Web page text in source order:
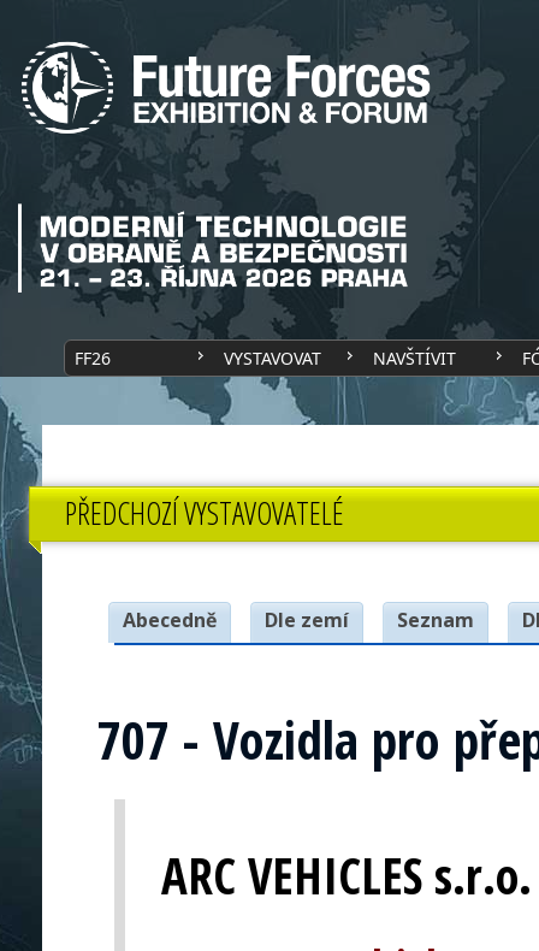
FF26 VYSTAVOVAT NAVŠTÍVIT
PŘEDCHOZÍ VYSTAVOVATELÉ
Abecedně Dle zemí Seznam
707 - Vozidla pro
ARC VEHICLES s.r.o.